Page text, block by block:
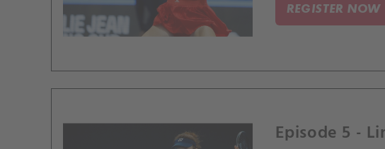
REGISTER NOW
Episode 5 -